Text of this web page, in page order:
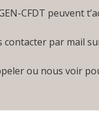
CFDT peuvent
contacter par mail
ou nous voir